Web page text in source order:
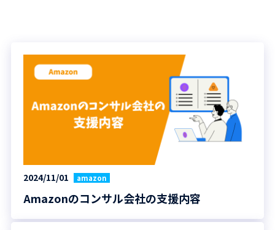
2024/11/01 amazon
Amazonのコンサル会社の支援内容